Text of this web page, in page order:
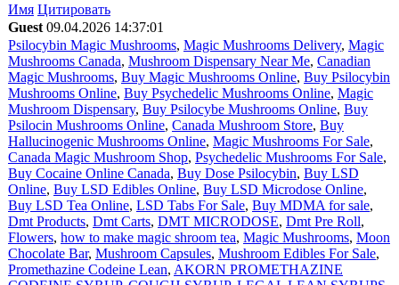
Имя Цитировать
Guest 09.04.2026 14:37:01
Psilocybin Magic Mushrooms, Magic Mushrooms Delivery, Magic
Mushrooms Canada, Mushroom Dispensary Near Me, Canadian
Magic Mushrooms, Buy Magic Mushrooms Online, Buy Psilocybin
Mushrooms Online, Buy Psychedelic Mushrooms Online, Magic
Mushroom Dispensary, Buy Psilocybe Mushrooms Online, Buy
Psilocin Mushrooms Online, Canada Mushroom Store, Buy
Hallucinogenic Mushrooms Online, Magic Mushrooms For Sale,
Canada Magic Mushroom Shop, Psychedelic Mushrooms For Sale,
Buy Cocaine Online Canada, Buy Dose Psilocybin, Buy LSD
Online, Buy LSD Edibles Online, Buy LSD Microdose Online,
Buy LSD Tea Online, LSD Tabs For Sale, Buy MDMA for sale,
Dmt Products, Dmt Carts, DMT MICRODOSE, Dmt Pre Roll,
Flowers, how to make magic shroom tea, Magic Mushrooms, Moon
Chocolate Bar, Mushroom Capsules, Mushroom Edibles For Sale,
Promethazine Codeine Lean, AKORN PROMETHAZINE